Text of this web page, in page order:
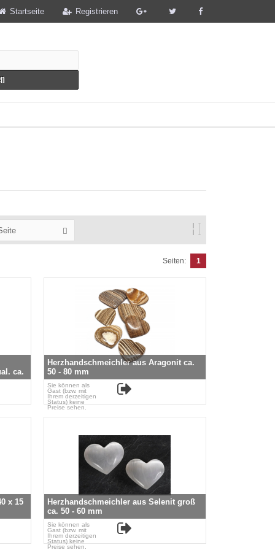
Registrieren
Startseite
Seiten: 1
ca.
Herzhandschmeichler aus Aragonit ca.
50 - 80 mm
Sie können als
Gast (bzw. mit
Ihrem derzeitigen
Status) keine
Preise sehen.
x 15
Herzhandschmeichler aus Selenit groß
ca. 50 - 60 mm
Sie können als
Gast (bzw. mit
Ihrem derzeitigen
Status) keine
Preise sehen.